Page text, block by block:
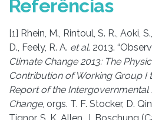
Referências
[1] Rhein, M., Rintoul, S. R., Aoki,
D., Feely, R. A. et al. 2013.
Climate Change 2013: The
Contribution of Working Group I
Report of the Intergovernmental
Change, orgs. T. F. Stocker, D.